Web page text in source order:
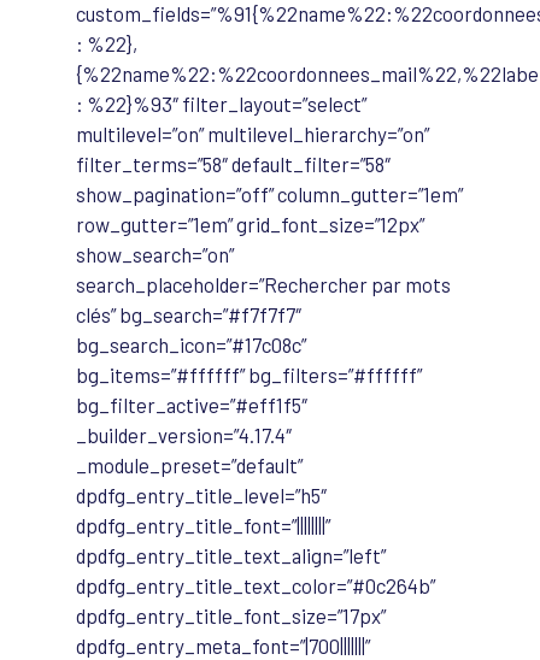
: %22},
: %22}%93″ filter_layout=”select”
multilevel=”on” multilevel_hierarchy=”on”
filter_terms=”58″ default_filter=”58″
show_pagination=”off” column_gutter=”1em”
row_gutter=”1em” grid_font_size=”12px”
show_search=”on”
search_placeholder=”Rechercher par mots
clés” bg_search=”#f7f7f7″
bg_search_icon=”#17c08c”
bg_items=”#ffffff” bg_filters=”#ffffff”
bg_filter_active=”#eff1f5″
_builder_version=”4.17.4″
_module_preset=”default”
dpdfg_entry_title_level=”h5″
dpdfg_entry_title_font=”||||||||”
dpdfg_entry_title_text_align=”left”
dpdfg_entry_title_text_color=”#0c264b”
dpdfg_entry_title_font_size=”17px”
dpdfg_entry_meta_font=”|700|||||||”